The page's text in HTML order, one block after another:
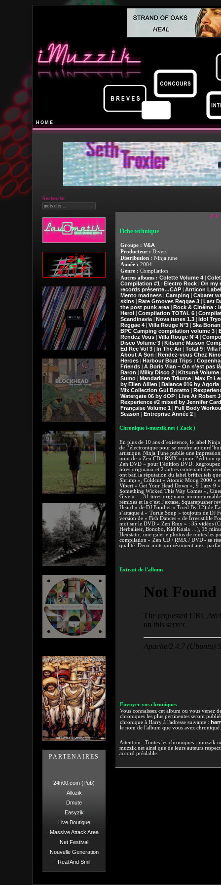
HOME
Recherche
PARTENAIRES
24h00.com (Pub)
Allozik
Dmute
Easyzik
Live Boutique
Massive Attack Area
Net Festival
Nouvelle Generation
Real And Smil
Fiche technique
Groupe : V&A
Producteur : Divers
Distribution : Ninja tune
Année : 2004
Genre : Compilation
Autres albums : Colette Volume 4|
Compilation #1
Electro Rock| On my
records présente…CAP| Anticon
Mento madness| Camping
Cabaret
skins
Rare Grooves Reggae 3| Last
the post punk area| Rock & Cinéma :
Heroi| Compilation TOTAL 6|
Scandinavia| Nova tunes 1.3| Idol
Reggae 4| Villa Rouge N°3| Ska
BPC Camping compilation volume 3|
Rendez Vous| Villa Rouge N°4|
Disco Volume 3| Kitsuné Maison
Ed Rec Vol 3| In The Air| Total 9| Villa
About A Son
Rendez-vous Chez
Heroes| Harbour Boat Trips :
Friends| A Boris Vian – On n’est pas
Baron
Milky Disco 2| Kitsuné Volume
Sumo| Mandarinen Träume| Max Et
by Ellen Allien
Balance 016 by Agoria
Mix Collection Gui Boratto|
Watergate 06 by dOP| Live At Robert
Rexperience #2 mixed by Jennifer
Française Volume 1
Full Body
Season
Entreprise Année 2|
Chronique i-muzzik.net ( Zack )
En plus de 10 ans d’existence, le label
de l’électronique pour se rendre
artistique. Ninja Tune publie une
nom de « Zen CD / RMX » pour l’édition
Zen DVD » pour l’édition DVD. Regroupez
titres originaux et 2 autres contenant des
ont bâti la réputation du label british tels
Shrimp », Coldcut « Atomic Moog 2000 »
Vibert « Get Your Head Down », 9 Lazy 9 «
Something Wicked This Way Comes »,
Give » … 31 titres originaux
remixes et la c’est l’extase. Squarepusher
Heard » de DJ Food et « Tried By 12) de
s’attaque à « Turtle Soup » toujours de DJ
version de « Fish Dances » de Irresistible
mot sur le DVD « Zen Rmx » : 35 vidéos
Herbaliser, Bonobo, Kid Koala …), 15
Hexstatic, une galerie photos de toutes les
compilation « Zen CD / RMX / DVD» se
qualité. Deux mots qui résument aussi
Extrait de l'album
Envoyer vos chroniques
Vous connaissez cet album ou vous venez
chroniques les plus pertinentes seront
chronique à Harry à l'adresse suivante :
le nom de l'album que vous avez
Attention : Toutes les chroniques i-
muzzik.net ainsi que de leurs auteurs
accord préalable.